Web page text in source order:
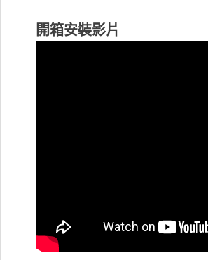
開箱安裝影片